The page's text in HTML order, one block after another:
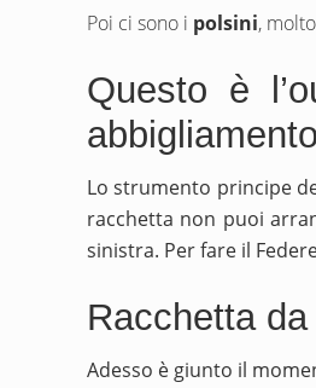
Poi ci sono i polsini,
Questo è
Lo strumento principe
racchetta non puoi
sinistra. Per fare il
Racchetta
Adesso è giunto il